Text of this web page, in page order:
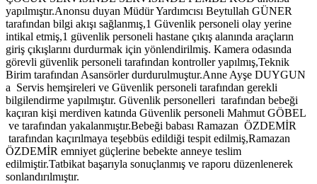
yapılmıştır.Anonsu duyan Müdür Yardımcısı Beytullah GÜNER
tarafından bilgi akışı sağlanmış,1 Güvenlik personeli olay yerine
intikal etmiş,1 güvenlik personeli hastane çıkış alanında araçların
giriş çıkışlarını durdurmak için yönlendirilmiş. Kamera odasında
görevli güvenlik personeli tarafından kontroller yapılmış,Teknik
Birim tarafından Asansörler durdurulmuştur.Anne Ayşe DUYGUN
a Servis hemşireleri ve Güvenlik personeli tarafından gerekli
bilgilendirme yapılmıştır. Güvenlik personelleri tarafından bebeği
kaçıran kişi merdiven katında Güvenlik personeli Mahmut GÖBEL
ve tarafından yakalanmıştır.Bebeği babası Ramazan ÖZDEMİR
tarafından kaçırılmaya teşebbüs edildiği tespit edilmiş,Ramazan
ÖZDEMİR emniyet güçlerine bebekte anneye teslim
edilmiştir.Tatbikat başarıyla sonuçlanmış ve raporu düzenlenerek
sonlandırılmıştır.